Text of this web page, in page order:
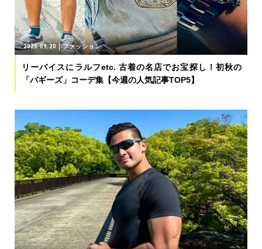
2025.09.20 ファッション
リーバイスにラルフetc. 古着の名店でお宝探し！初秋の
「バギーズ」コーデ集【今週の人気記事TOP5】